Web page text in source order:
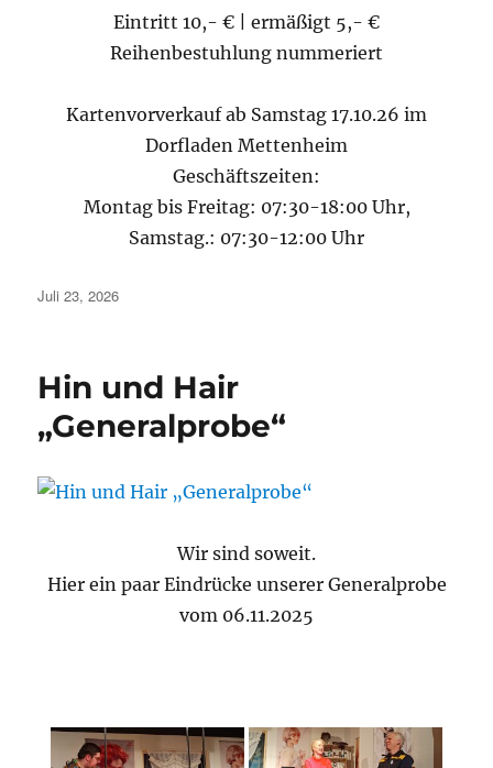
Eintritt 10,- € | ermäßigt 5,- €
Reihenbestuhlung nummeriert
Kartenvorverkauf ab Samstag 17.10.26 im
Dorfladen Mettenheim
Geschäftszeiten:
Montag bis Freitag: 07:30-18:00 Uhr,
Samstag.: 07:30-12:00 Uhr
Veröffentlicht
Juli 23, 2026
Hin und Hair
„Generalprobe“
Wir sind soweit.
Hier ein paar Eindrücke unserer Generalprobe
vom 06.11.2025